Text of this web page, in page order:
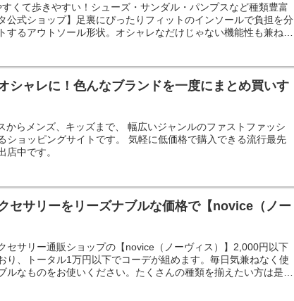
くて歩きやすい！シューズ・サンダル・パンプスなど種類豊富
公式ショップ】足裏にぴったりフィットのインソールで負担を分
するアウトソール形状。オシャレなだけじゃない機能性も兼ね備
シャレに！色んなブランドを一度にまとめ買いす
からメンズ、キッズまで、 幅広いジャンルのファストファッシ
ショッピングサイトです。 気軽に低価格で購入できる流行最先
店中です。
セサリーをリーズナブルな価格で【novice（ノー
セサリー通販ショップの【novice（ノーヴィス）】2,000円以下
り、トータル1万円以下でコーデが組めます。毎日気兼ねなく使
ルなものをお使いください。たくさんの種類を揃えたい方は是